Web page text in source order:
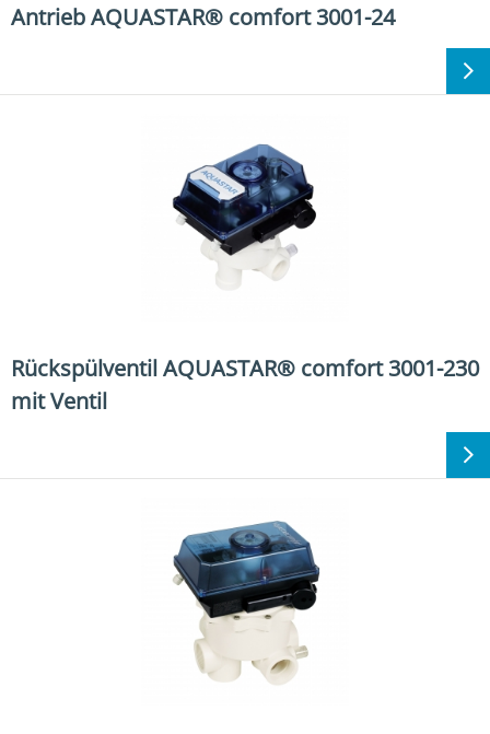
Antrieb AQUASTAR® comfort 3001-24
Rückspülventil AQUASTAR® comfort 3001-230
mit Ventil